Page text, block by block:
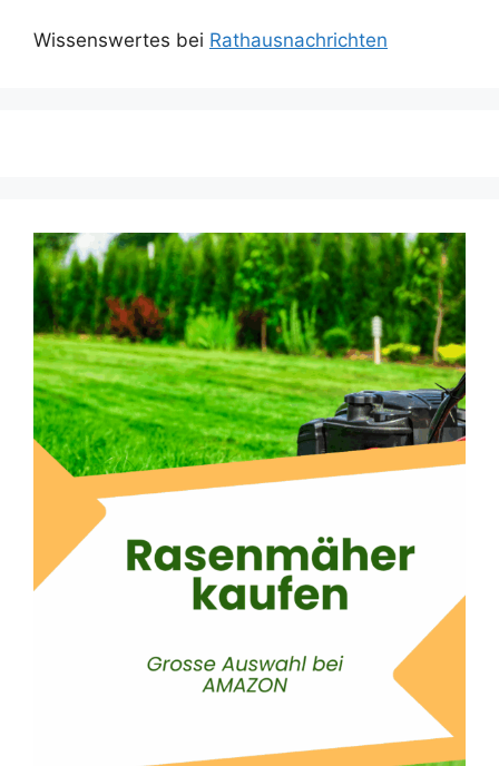
Wissenswertes bei Rathausnachrichten